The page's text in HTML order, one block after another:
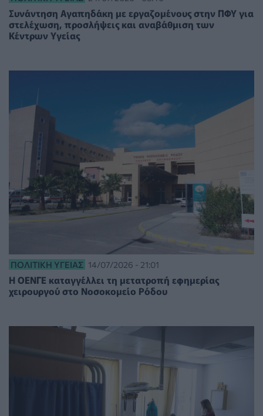
Συνάντηση Αγαπηδάκη με εργαζομένους στην ΠΦΥ για
στελέχωση, προσλήψεις και αναβάθμιση των
Κέντρων Υγείας
ΠΟΛΙΤΙΚΉ ΥΓΕΊΑΣ 14/07/2026 - 21:01
Η ΟΕΝΓΕ καταγγέλλει τη μετατροπή εφημερίας
χειρουργού στο Νοσοκομείο Ρόδου